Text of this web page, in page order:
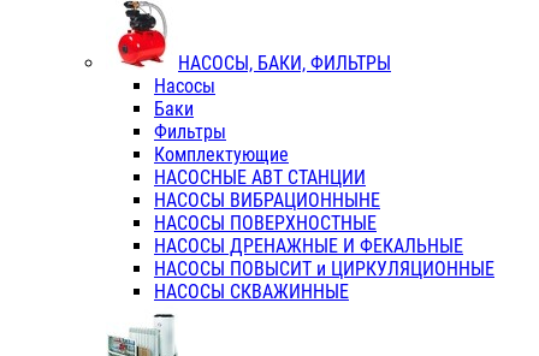
НАСОСЫ, БАКИ, ФИЛЬТРЫ
Насосы
Баки
Фильтры
Комплектующие
НАСОСНЫЕ АВТ СТАНЦИИ
НАСОСЫ ВИБРАЦИОННЫНЕ
НАСОСЫ ПОВЕРХНОСТНЫЕ
НАСОСЫ ДРЕНАЖНЫЕ И ФЕКАЛЬНЫЕ
НАСОСЫ ПОВЫСИТ и ЦИРКУЛЯЦИОННЫЕ
НАСОСЫ СКВАЖИННЫЕ